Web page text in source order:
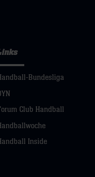
Bundesliga
Club Handball
Inside